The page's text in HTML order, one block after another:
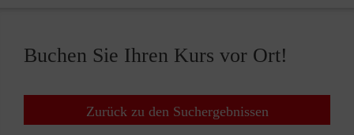
Buchen Sie Ihren Kurs vor Ort!
Zurück zu den Suchergebnissen